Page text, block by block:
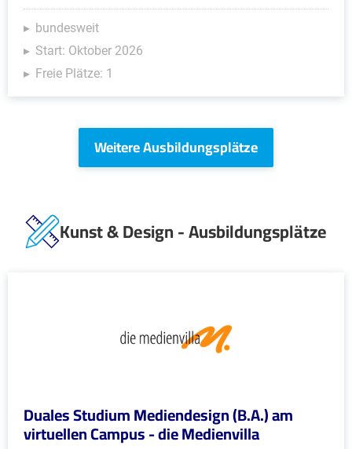
bundesweit
Start: Oktober 2026
Freie Plätze: 1
Weitere Ausbildungsplätze
Kunst & Design - Ausbildungsplätze
Duales Studium Mediendesign (B.A.) am
virtuellen Campus - die Medienvilla